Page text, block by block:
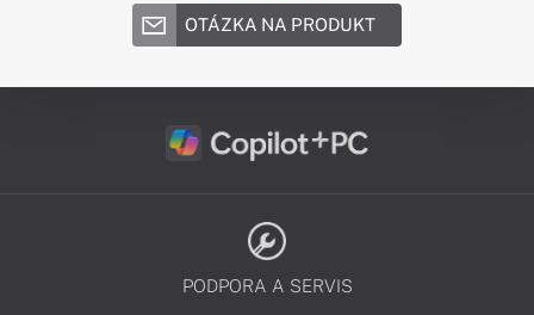
OTÁZKA NA PRODUKT
PODPORA A SERVIS